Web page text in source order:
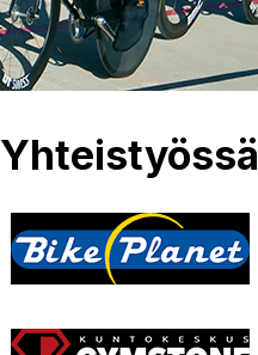
Yhteistyössä